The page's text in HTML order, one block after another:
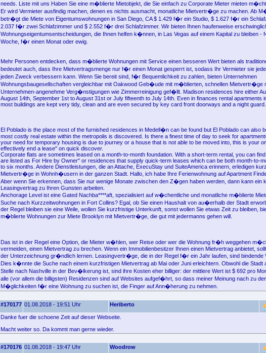
needs. Liste mit uns Haben Sie eine m�blierte Mietobjekt, die Sie einfach zu Corporate Mieter mieten
Er wird Vermieter ausfindig machen, denen es nichts ausmacht, monatliche Mietvertr�ge zu machen. Ab
betr�gt die Miete von Eigentumswohnungen in San Diego, CA $ 1.429 f�r ein Studio, $ 1.627 f�r ein
2.037 f�r zwei Schlafzimmer und $ 2.552 f�r drei Schlafzimmer. Wir bieten Ihnen haufenweise
Wohnungseigentumsentscheidungen, die Ihnen helfen k�nnen, in Las Vegas auf einem Kapital zu bleiben -
Woche, f�r einen Monat oder ewig.
Mehr Personen entdecken, dass m�blierte Wohnungen mit Service einen besseren Wert bieten als
bedeutet auch, dass Ihre Mietvertragsmenge nur f�r einen Monat gesperrt ist, sodass Ihr Vermieter sie
jeden Zweck verbessern kann. Wenn Sie bereit sind, f�r Bequemlichkeit zu zahlen, bieten Unternehmen
Wohnungsbaugesellschaften vergleichbar mit Oakwood Geb�ude mit m�blierten, schnellen Mietvertr�ge
Unternehmen-angenehme Verg�nstigungen wie Zimmerreinigung gef�llt. Madison residences hire either
August 14th, September 1st to August 31st or July fifteenth to July 14th. Even in finances rental apartments
most buildings are kept very tidy, clean and are even secured by key card front doorways and a night guard.
El Poblado is the place most of the furnished residences in Medell�n can be found but El Poblado can also
most costly real estate within the metropolis is discovered. Is there a finest time of day to seek for
your need for temporary housing is due to journey or a house that is not able to be moved into, this is your
effectively end a lease" on quick discover.
Corporate flats are sometimes leased on a month-to-month foundation. With a short-term rental, you can
are listed as For Hire by Owner" or residences that supply quick-term leases which can be both month-to-
to six months. Andere Dienstleistungen, die an Attache, ExecuStay und SuiteAmerica erinnern, erledigen
Mietvertr�ge in Wohnh�usern in der ganzen Stadt. Hallo, ich habe Ihre Ferienwohnung auf Apartment
Aber wenn Sie erkennen, dass Sie nur wenige Monate zwischen den Z�gen haben werden, dann kann ein
Leasingvertrag zu Ihren Gunsten arbeiten.
Anchorage Level ist eine Gated Nachba****aft, spezialisiert auf w�chentliche und monatliche m�blierte
Suche nach Kurzzeitwohnungen in Fort Collins? Egal, ob Sie einen Haushalt von au�erhalb der Stadt
der Regel bleiben sie eine Weile, wollen Sie kurzfristige Unterkunft, sonst wollen Sie etwas Zeit zu bleiben,
m�blierte Wohnungen zur Miete Brooklyn mit Mietvertr�ge, die gut mit jedermanns gehen will.
Das ist in der Regel eine Option, die Mieter w�hlen, wer Reise oder wer die Wohnung fr�h weggehen
vermeiden, einen Mietvertrag zu brechen. Wenn ein Immobilienbesitzer Ihnen einen Mietvertrag anbietet,
der Unterzeichnung gr�ndlich lernen. Leasingvertr�ge, die in der Regel f�r ein Jahr laufen, sind bindende
Dies k�nnte die Suche nach einem kurzfristigen Mietvertrag ab Mai oder Juni erleichtern. Obwohl die Stadt
Stelle nach Nashville in der Bev�lkerung ist, sind ihre Kosten eher billiger: der mittlere Wert ist $ 692 pro
alle (vor allem die billigsten) Residenzen sind auf Websites aufgef�hrt, so dass meiner Meinung nach zu
M�glichkeiten f�r eine Wohnung zu suchen ist, die Finger auf Ann�herung zu nehmen.
#170177 01.08.2018 - 19:51 Uhr Heriberto
Danke fuer die schoene Zeit auf dieser Webseite.
Macht weiter so. Da kommt man gerne wieder.
#170176 01.08.2018 - 19:47 Uhr Woodrow